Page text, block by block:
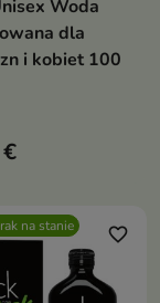
Woda
dla
i kobiet 100
na stanie favorite_border